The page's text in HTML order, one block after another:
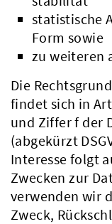
statistische
Form sowie
zu weiteren
Die
findet sich in
und Ziffer f der
(abgekürzt
Interesse folgt
Zwecken zur
verwenden wir
Zweck,